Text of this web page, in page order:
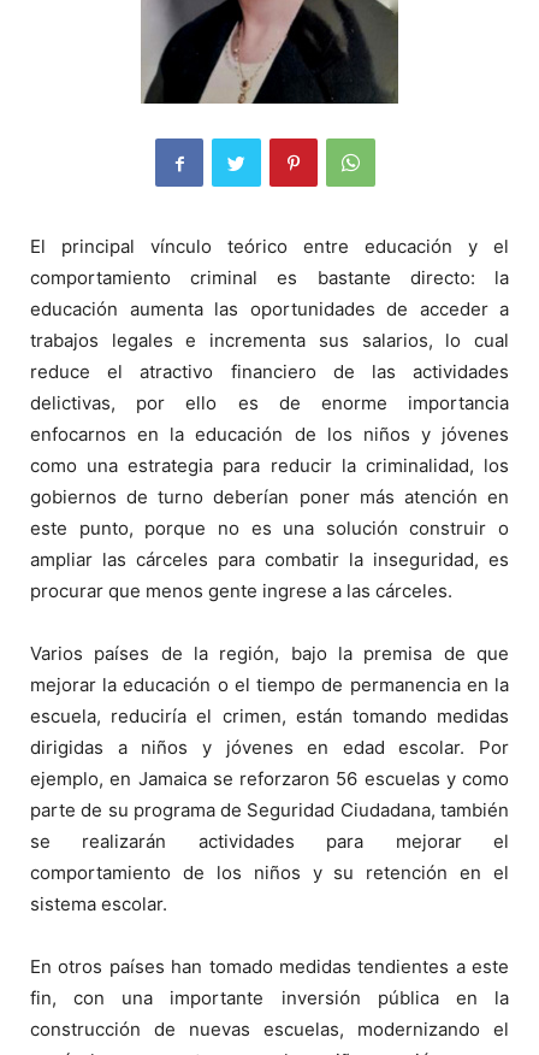
El principal vínculo teórico entre educación y el
comportamiento criminal es bastante directo: la
educación aumenta las oportunidades de acceder a
trabajos legales e incrementa sus salarios, lo cual
reduce el atractivo financiero de las actividades
delictivas, por ello es de enorme importancia
enfocarnos en la educación de los niños y jóvenes
como una estrategia para reducir la criminalidad, los
gobiernos de turno deberían poner más atención en
este punto, porque no es una solución construir o
ampliar las cárceles para combatir la inseguridad, es
procurar que menos gente ingrese a las cárceles.
Varios países de la región, bajo la premisa de que
mejorar la educación o el tiempo de permanencia en la
escuela, reduciría el crimen, están tomando medidas
dirigidas a niños y jóvenes en edad escolar. Por
ejemplo, en Jamaica se reforzaron 56 escuelas y como
parte de su programa de Seguridad Ciudadana, también
se realizarán actividades para mejorar el
comportamiento de los niños y su retención en el
sistema escolar.
En otros países han tomado medidas tendientes a este
fin, con una importante inversión pública en la
construcción de nuevas escuelas, modernizando el